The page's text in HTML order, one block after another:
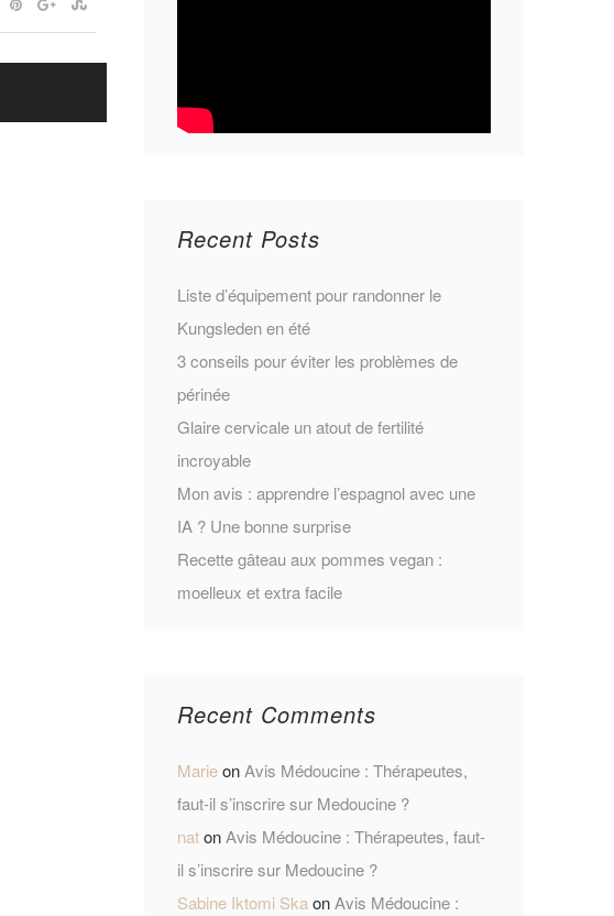
Recent Posts
Liste d’équipement pour randonner le
Kungsleden en été
3 conseils pour éviter les problèmes de
périnée
Glaire cervicale un atout de fertilité
incroyable
Mon avis : apprendre l’espagnol avec une
IA ? Une bonne surprise
Recette gâteau aux pommes vegan :
moelleux et extra facile
Recent Comments
MarieonAvis Médoucine : Thérapeutes,
faut-il s’inscrire sur Medoucine ?
natonAvis Médoucine : Thérapeutes, faut-
il s’inscrire sur Medoucine ?
Sabine Iktomi SkaonAvis Médoucine :